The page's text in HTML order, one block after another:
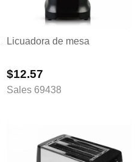
Licuadora de mesa
$12.57
Sales 69438